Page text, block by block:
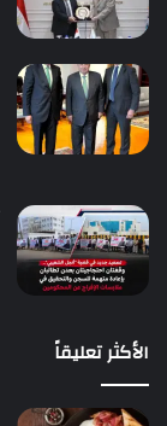
الأكثر تعليقاً